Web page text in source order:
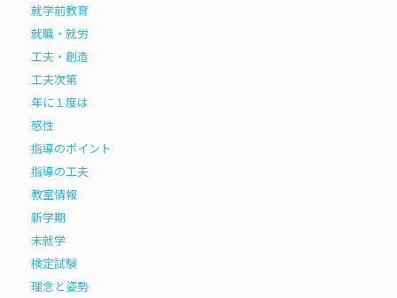
就学前教育
就職・就労
工夫・創造
工夫次第
年に１度は
感性
指導のポイント
指導の工夫
教室情報
新学期
未就学
検定試験
理念と姿勢